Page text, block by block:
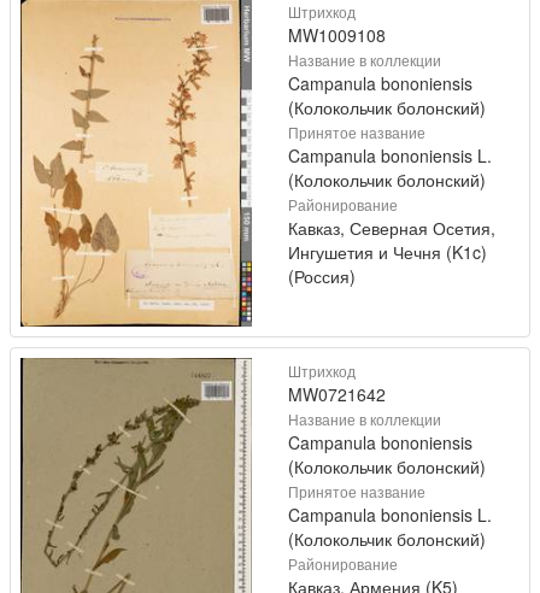
Штрихкод
MW1009108
Название в коллекции
Campanula bononiensis
(Колокольчик болонский)
Принятое название
Campanula bononiensis L.
(Колокольчик болонский)
Районирование
Кавказ, Северная Осетия,
Ингушетия и Чечня (K1c)
(Россия)
Штрихкод
MW0721642
Название в коллекции
Campanula bononiensis
(Колокольчик болонский)
Принятое название
Campanula bononiensis L.
(Колокольчик болонский)
Районирование
Кавказ, Армения (K5)